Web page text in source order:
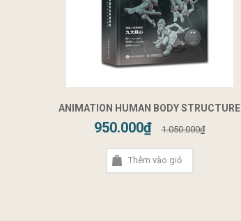
ANIMATION HUMAN BODY STRUCTURE
950.000₫ 1.050.000₫
Thêm vào giỏ